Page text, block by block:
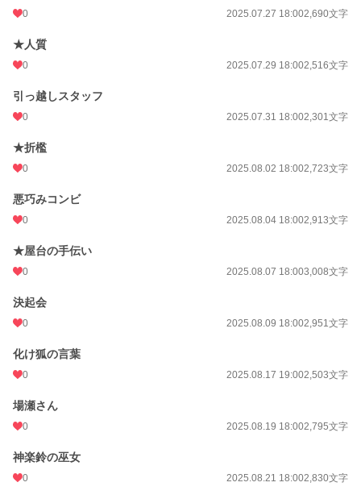
0 2025.07.27 18:002,690文字
★人質
0 2025.07.29 18:002,516文字
引っ越しスタッフ
0 2025.07.31 18:002,301文字
★折檻
0 2025.08.02 18:002,723文字
悪巧みコンビ
0 2025.08.04 18:002,913文字
★屋台の手伝い
0 2025.08.07 18:003,008文字
決起会
0 2025.08.09 18:002,951文字
化け狐の言葉
0 2025.08.17 19:002,503文字
場瀬さん
0 2025.08.19 18:002,795文字
神楽鈴の巫女
0 2025.08.21 18:002,830文字